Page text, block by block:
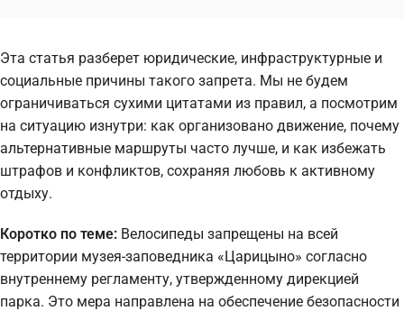
Эта статья разберет юридические, инфраструктурные и
социальные причины такого запрета. Мы не будем
ограничиваться сухими цитатами из правил, а посмотрим
на ситуацию изнутри: как организовано движение, почему
альтернативные маршруты часто лучше, и как избежать
штрафов и конфликтов, сохраняя любовь к активному
отдыху.
Коротко по теме: Велосипеды запрещены на всей
территории музея-заповедника «Царицыно» согласно
внутреннему регламенту, утвержденному дирекцией
парка. Это мера направлена на обеспечение безопасности